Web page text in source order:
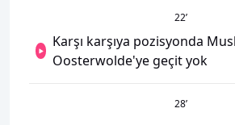
22’
Karşı karşıya pozisyonda
Oosterwolde'ye geçit yok
28’